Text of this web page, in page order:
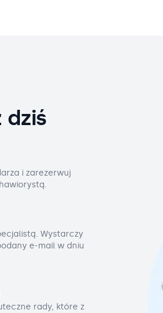
dziś
i zarezerwuj
Wystarczy
e-mail w dniu
rady, które z